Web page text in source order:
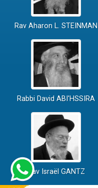
Rav Aharon L. STEINMAN
Rabbi David ABI'HSSIRA
Rav Israël GANTZ